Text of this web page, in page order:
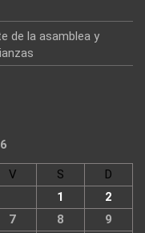
de la asamblea y
V S
D
1
2
7 8
9